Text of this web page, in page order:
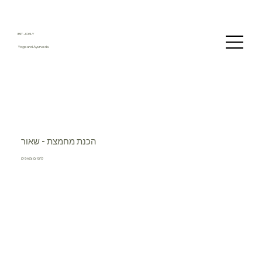
IRIT JOELY
Yoga and Ayurveda
הכנת מחמצת - שאור
לחמים ומאפים